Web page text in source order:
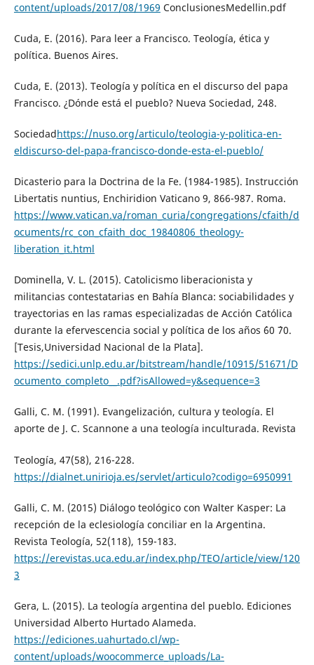
content/uploads/2017/08/1969 ConclusionesMedellin.pdf
Cuda, E. (2016). Para leer a Francisco. Teología, ética y
política. Buenos Aires.
Cuda, E. (2013). Teología y política en el discurso del papa
Francisco. ¿Dónde está el pueblo? Nueva Sociedad, 248.
Sociedadhttps://nuso.org/articulo/teologia-y-politica-en-
eldiscurso-del-papa-francisco-donde-esta-el-pueblo/
Dicasterio para la Doctrina de la Fe. (1984-1985). Instrucción
Libertatis nuntius, Enchiridion Vaticano 9, 866-987. Roma.
https://www.vatican.va/roman_curia/congregations/cfaith/d
ocuments/rc_con_cfaith_doc_19840806_theology-
liberation_it.html
Dominella, V. L. (2015). Catolicismo liberacionista y
militancias contestatarias en Bahía Blanca: sociabilidades y
trayectorias en las ramas especializadas de Acción Católica
durante la efervescencia social y política de los años ´60 ´70.
[Tesis,Universidad Nacional de la Plata].
https://sedici.unlp.edu.ar/bitstream/handle/10915/51671/D
ocumento_completo__.pdf?isAllowed=y&sequence=3
Galli, C. M. (1991). Evangelización, cultura y teología. El
aporte de J. C. Scannone a una teología inculturada. Revista
Teología, 47(58), 216-228.
https://dialnet.unirioja.es/servlet/articulo?codigo=6950991
Galli, C. M. (2015) Diálogo teológico con Walter Kasper: La
recepción de la eclesiología conciliar en la Argentina.
Revista Teología, 52(118), 159-183.
https://erevistas.uca.edu.ar/index.php/TEO/article/view/120
3
Gera, L. (2015). La teología argentina del pueblo. Ediciones
Universidad Alberto Hurtado Alameda.
https://ediciones.uahurtado.cl/wp-
content/uploads/woocommerce_uploads/La-